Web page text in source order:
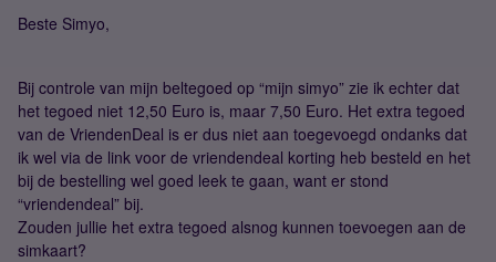
Beste Simyo,
Bij controle van mijn beltegoed op “mijn simyo” zie ik echter dat
het tegoed niet 12,50 Euro is, maar 7,50 Euro. Het extra tegoed
van de VriendenDeal is er dus niet aan toegevoegd ondanks dat
ik wel via de link voor de vriendendeal korting heb besteld en het
bij de bestelling wel goed leek te gaan, want er stond
“vriendendeal” bij.
Zouden jullie het extra tegoed alsnog kunnen toevoegen aan de
simkaart?